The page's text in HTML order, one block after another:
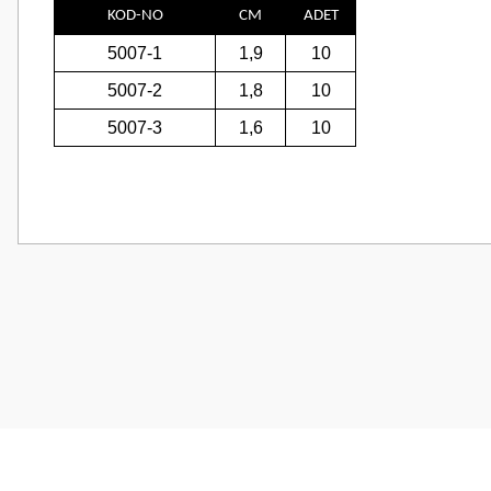
KOD-NO CM ADET
5007-1 1,9
10
5007-2
1,8
10
5007-3
1,6 10
Görüş ve önerileriniz için teşekkür ederiz.